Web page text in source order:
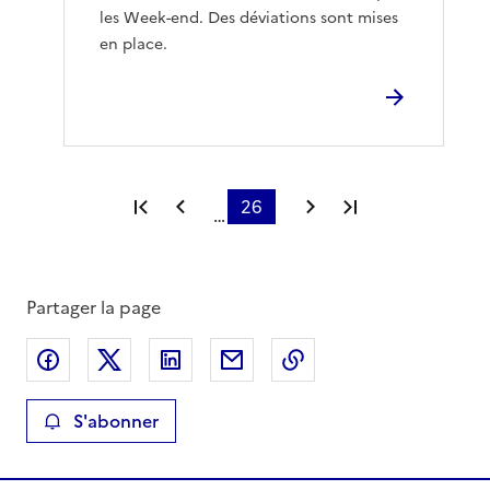
les Week-end. Des déviations sont mises
en place.
Première page
Page précédente
… 26 Page suivante
Partager la page
Partager sur Facebook
Partager sur XPartager sur LinkedIn
Partager par email
S'abonner